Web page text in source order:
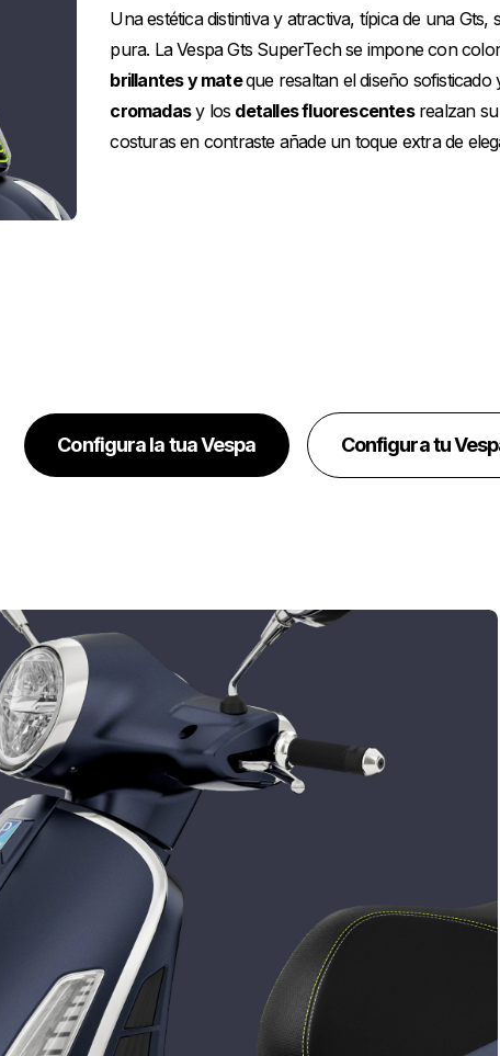
Una estética distintiva y atractiva, típica de una
pura. La Vespa Gts SuperTech se impone con
brillantes y mateque resaltan el diseño
cromadasy los detalles fluorescentesrealzan su
costuras en contraste añade un toque extra de
Configura la tua Vespa Configura tu